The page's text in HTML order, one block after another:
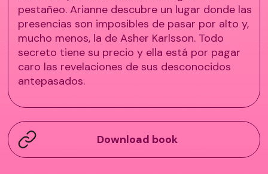
pestañeo. Arianne descubre un lugar donde las
presencias son imposibles de pasar por alto y,
mucho menos, la de Asher Karlsson. Todo
secreto tiene su precio y ella está por pagar
caro las revelaciones de sus desconocidos
antepasados.
Download book